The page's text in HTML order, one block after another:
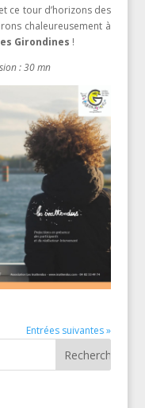
ce tour d’horizons des
chaleureusement à
Girondines !
: 30 mn
Entrées suivantes »